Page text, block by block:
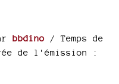
bbdino / Temps de
de l'émission :